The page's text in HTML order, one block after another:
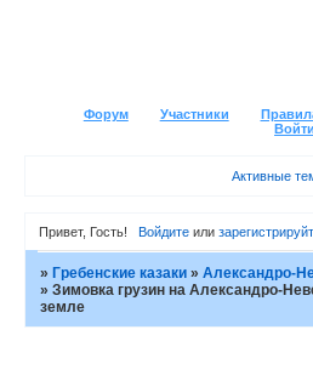
Форум Участники
Войти
Активные
Привет, Гость! Войдитеили
»Гребенские казаки »Александро-
»Зимовка грузин на Александро-
земле